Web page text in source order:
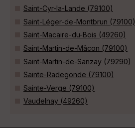
Saint-Cyr-la-Lande (79100)
Saint-Léger-de-Montbrun (79100)
Saint-Macaire-du-Bois (49260)
Saint-Martin-de-Mâcon (79100)
Saint-Martin-de-Sanzay (79290)
Sainte-Radegonde (79100)
Sainte-Verge (79100)
Vaudelnay (49260)